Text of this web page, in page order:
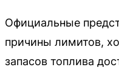
Официальные
причины лимитов,
запасов топлива